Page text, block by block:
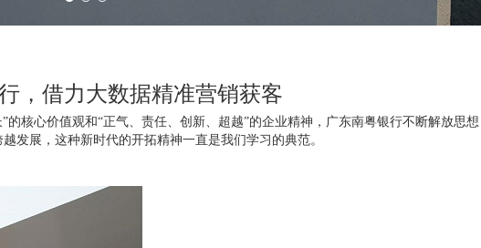
，借力大数据精准营销获客
核心价值观和“正气、责任、创新、超越”的企业精神，广东南粤银行不断解放思
发展，这种新时代的开拓精神一直是我们学习的典范。